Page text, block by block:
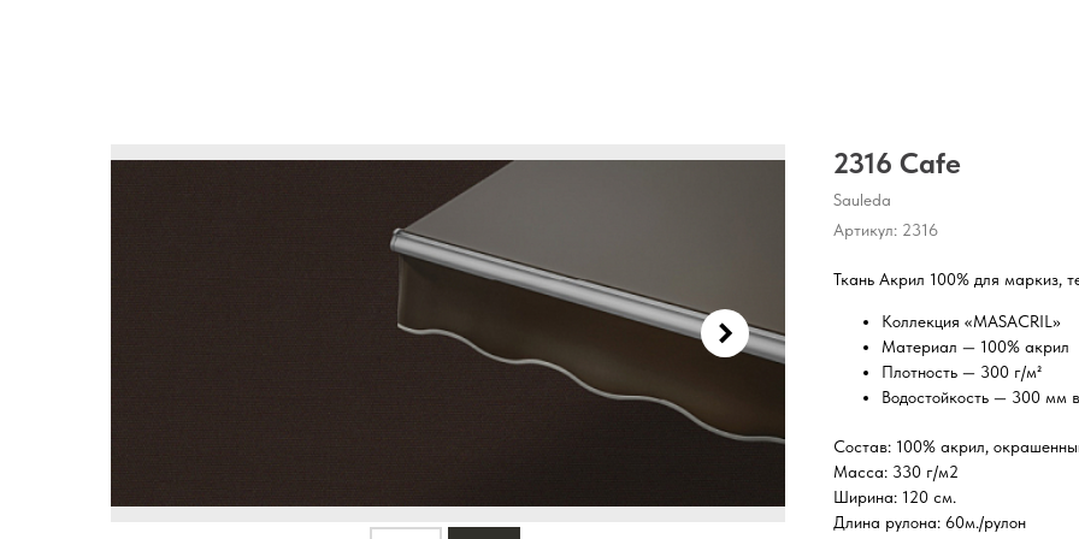
2316 Cafe
Sauleda
Артикул: 2316
Ткань Акрил 100% для маркиз,
Коллекция «MASACRIL»
Материал — 100% акрил
Плотность — 300 г/м²
Водостойкость — 300 мм
Состав: 100% акрил,
Масса: 330 г/м2
Ширина: 120 см.
Длина рулона: 60м./рулон